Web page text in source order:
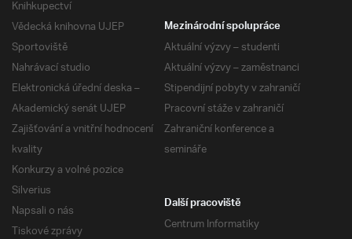
Knihkupectví
Vědecká knihovna UJEP
Sportoviště
Nahrávací studio
Elektronická úřední deska –
Akademický senát UJEP
Zajišťování a vnitřní hodnocení
kvality
Konkurzy a volné pozice
Silverius
Napsali o nás
Tiskové zprávy
Mezinárodní spolupráce
Aktuální výzvy – studenti
Aktuální výzvy – zaměstnanci
Stipendijní pobyty v zahraničí
Pracovní stáže v zahraničí
Zahraniční konference a
semináře
Další pracoviště
Centrum Informatiky